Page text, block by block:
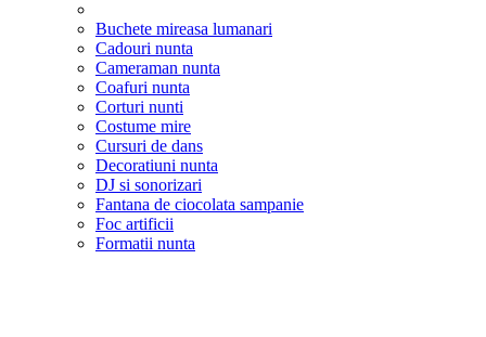
Buchete mireasa lumanari
Cadouri nunta
Cameraman nunta
Coafuri nunta
Corturi nunti
Costume mire
Cursuri de dans
Decoratiuni nunta
DJ si sonorizari
Fantana de ciocolata sampanie
Foc artificii
Formatii nunta